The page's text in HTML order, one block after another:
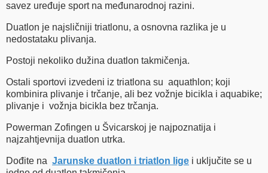
savez uređuje sport na međunarodnoj razini.
Duatlon je najsličniji triatlonu, a osnovna razlika je u
nedostataku plivanja.
Postoji nekoliko dužina duatlon takmičenja.
Ostali sportovi izvedeni iz triatlona su aquathlon; koji
kombinira plivanje i trčanje, ali bez vožnje bicikla i aquabike;
plivanje i vožnja bicikla bez trčanja.
Powerman Zofingen u Švicarskoj je najpoznatija i
najzahtjevnija duatlon utrka.
Dođite na Jarunske duatlon i triatlon lige i uključite se u